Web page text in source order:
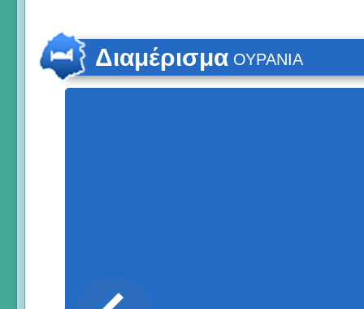
Διαμέρισμα ΟΥΡΑΝΙΑ